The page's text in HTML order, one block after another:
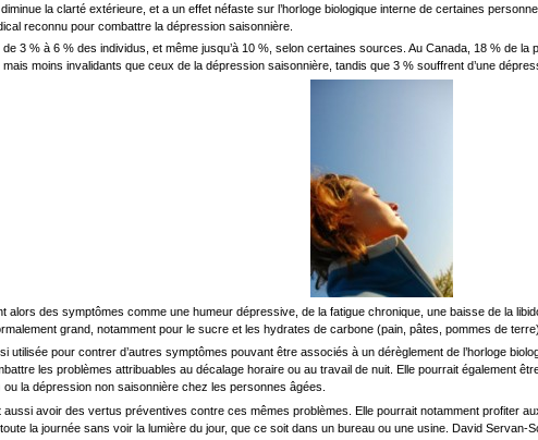
la clarté extérieure, et a un effet néfaste sur l’horloge biologique interne de certaines
reconnu pour combattre la dépression saisonnière.
3 % à 6 % des individus, et même jusqu’à 10 %, selon certaines sources. Au Canada, 18 % de
moins invalidants que ceux de la dépression saisonnière, tandis que 3 % souffrent d’une
alors des symptômes comme une humeur dépressive, de la fatigue chronique, une baisse de la
grand, notamment pour le sucre et les hydrates de carbone (pain, pâtes, pommes de terre).
utilisée pour contrer d’autres symptômes pouvant être associés à un dérèglement de l’horloge
les problèmes attribuables au décalage horaire ou au travail de nuit. Elle pourrait également
ou la dépression non saisonnière chez les personnes âgées.
aussi avoir des vertus préventives contre ces mêmes problèmes. Elle pourrait notamment profiter
la journée sans voir la lumière du jour, que ce soit dans un bureau ou une usine. David Servan-